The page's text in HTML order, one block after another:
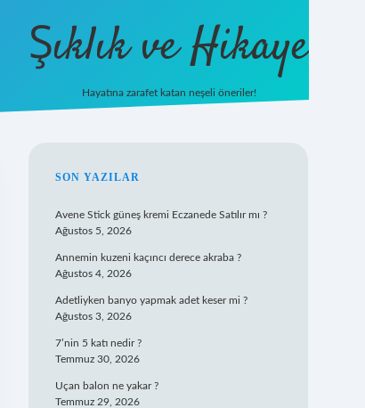
Şıklık ve Hikaye
Hayatına zarafet katan neşeli öneriler!
SIDEBAR
SON YAZILAR
Avene Stick güneş kremi Eczanede Satılır mı ?
Ağustos 5, 2026
Annemin kuzeni kaçıncı derece akraba ?
Ağustos 4, 2026
Adetliyken banyo yapmak adet keser mi ?
Ağustos 3, 2026
7’nin 5 katı nedir ?
Temmuz 30, 2026
Uçan balon ne yakar ?
Temmuz 29, 2026